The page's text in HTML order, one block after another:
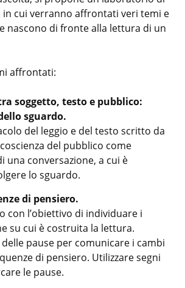
in cui verranno affrontati veri temi e
nascono di fronte alla lettura di un
affrontati:
soggetto, testo e pubblico:
sguardo.
del leggio e del testo scritto da
del pubblico come
una conversazione, a cui è
lo sguardo.
di pensiero.
con l’obiettivo di individuare i
su cui è costruita la lettura.
delle pause per comunicare i cambi
di pensiero. Utilizzare segni
le pause.